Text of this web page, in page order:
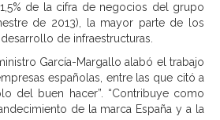
de la cifra de negocios del grupo
de 2013), la mayor parte de los
de infraestructuras.
García-Margallo alabó el trabajo
españolas, entre las que citó a
del buen hacer”. “Contribuye como
de la marca España y a la